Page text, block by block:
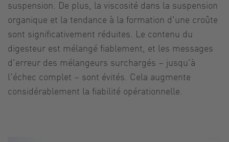
suspension. De plus, la viscosité dans la suspension
organique et la tendance à la formation d'une croûte
sont significativement réduites. Le contenu du
digesteur est mélangé fiablement, et les messages
d'erreur des mélangeurs surchargés – jusqu'à
l'échec complet – sont évités. Cela augmente
considérablement la fiabilité opérationnelle.